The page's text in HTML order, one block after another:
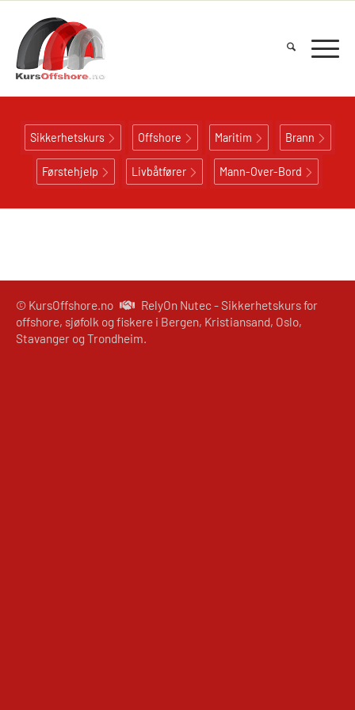
Sikkerhetskurs Offshore Maritim Brann
Førstehjelp Livbåtfører Mann-Over-Bord
© KursOffshore.no
RelyOn Nutec - Sikkerhetskurs for
offshore, sjøfolk og fiskere i Bergen, Kristiansand, Oslo,
Stavanger og Trondheim.